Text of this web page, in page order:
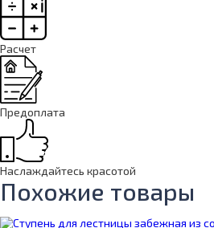
Расчет
Предоплата
Наслаждайтесь красотой
Похожие товары